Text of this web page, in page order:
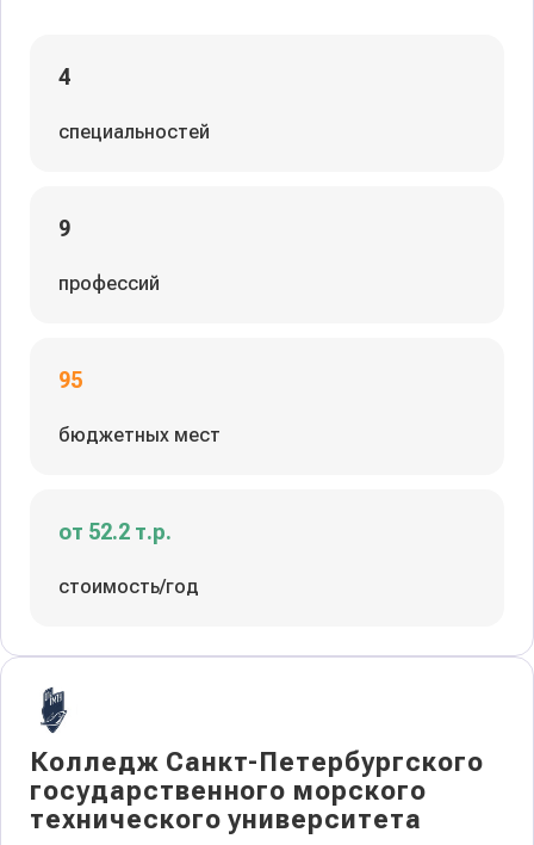
4
специальностей
9
профессий
95
бюджетных мест
от 52.2 т.р.
стоимость/год
Колледж Санкт-Петербургского
государственного морского
технического университета